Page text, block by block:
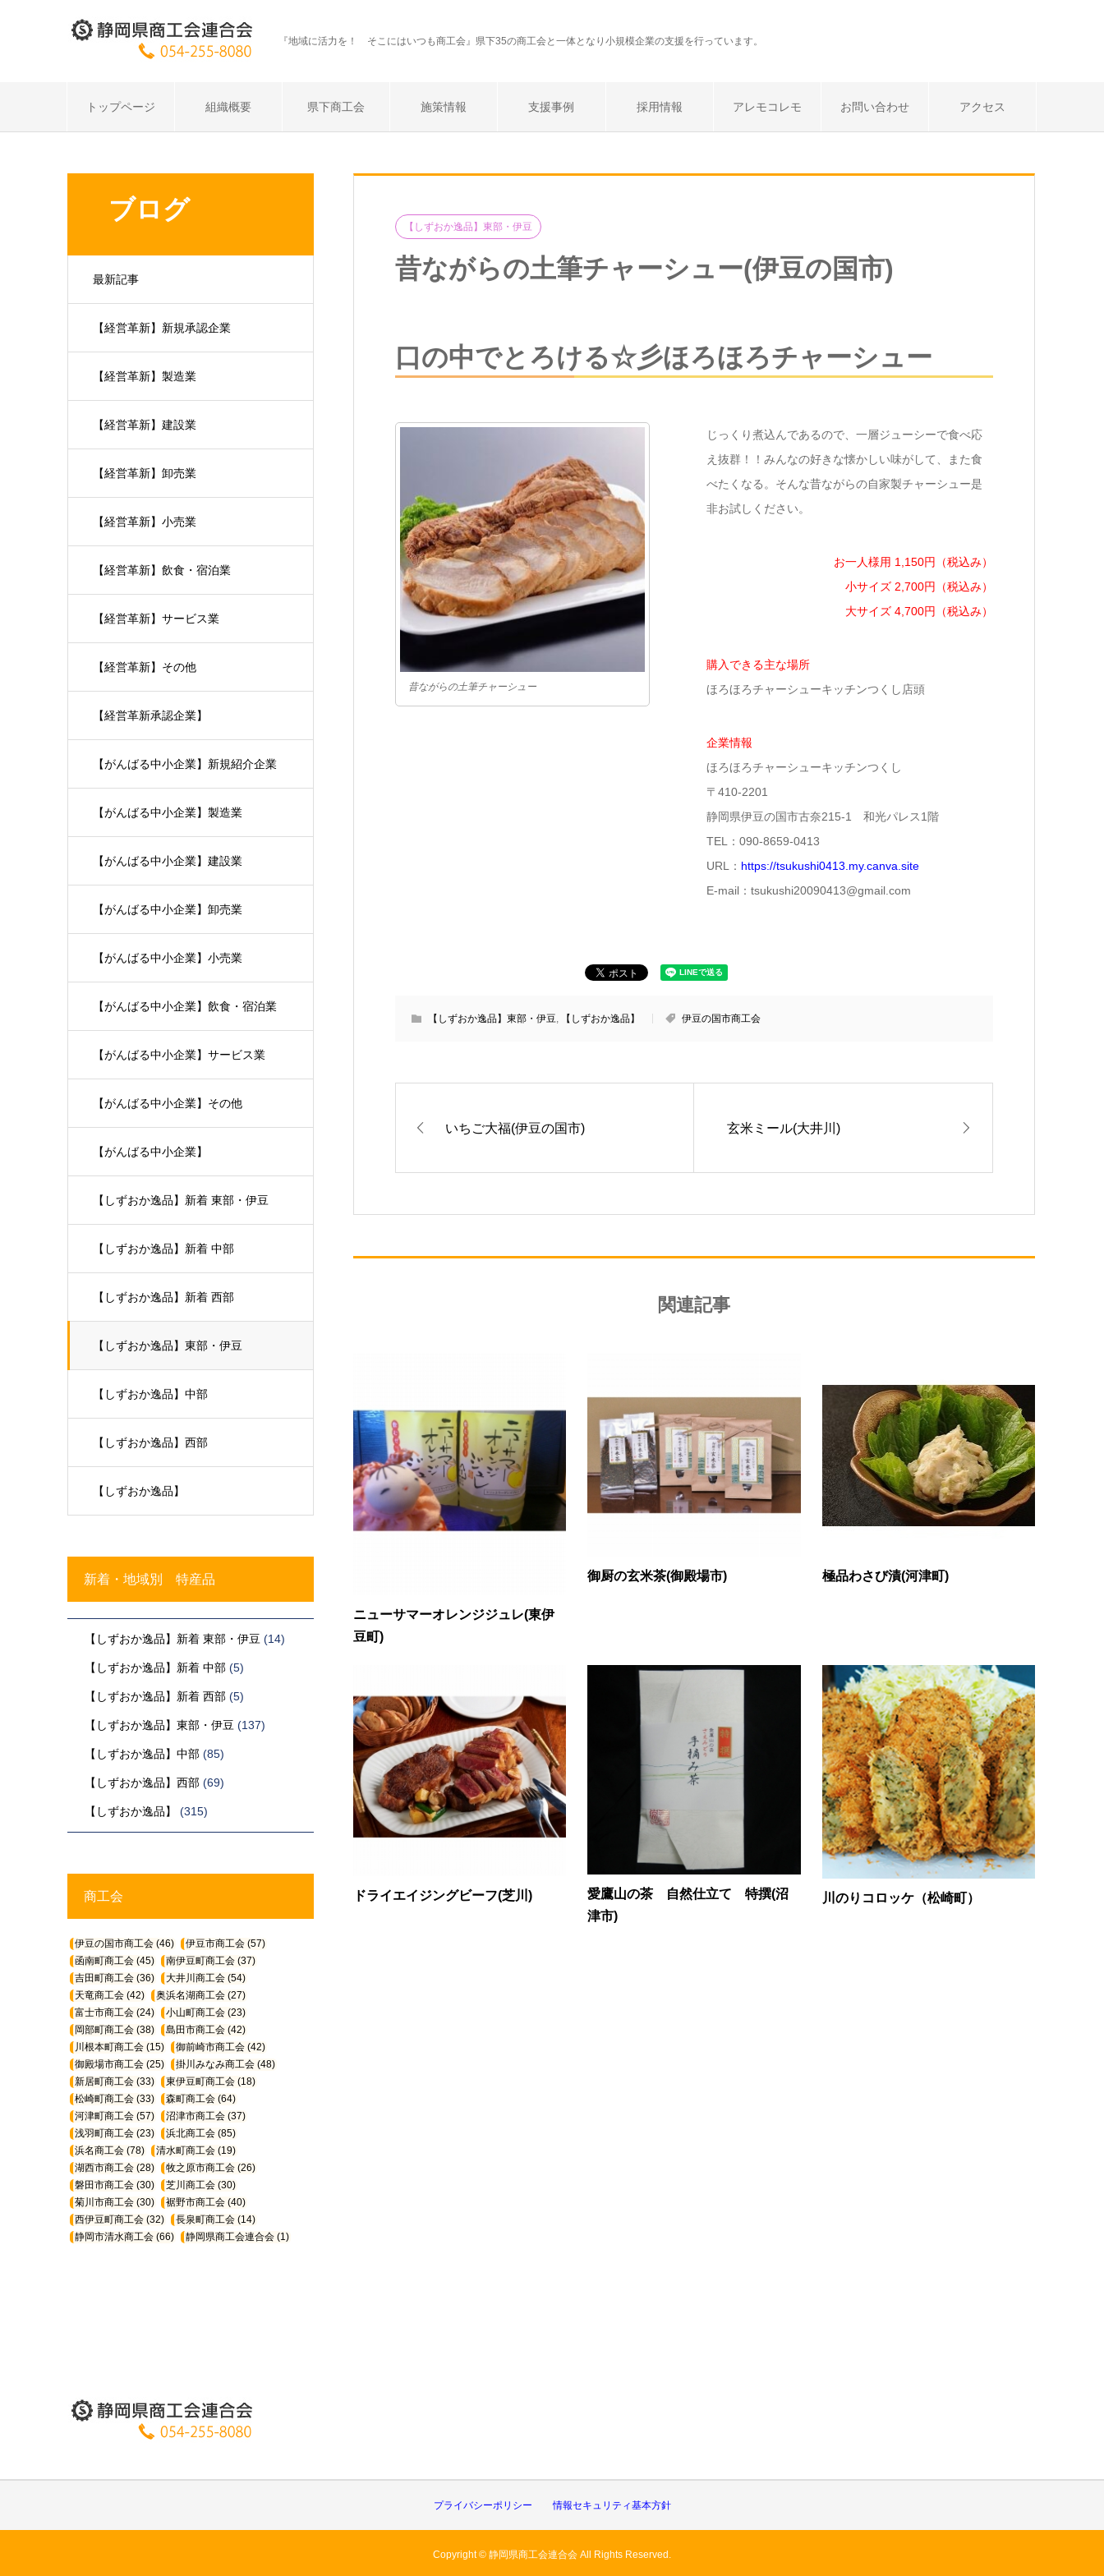
『地域に活力を！ そこにはいつも商工会』県下35の商工会と一体となり小規模企業の支援を行っています。
トップページ 組織概要 県下商工会 施策情報 支援事例 採用情報 アレモコレモ お問い合わせ アクセス
ブログ
最新記事
【経営革新】新規承認企業
【経営革新】製造業
【経営革新】建設業
【経営革新】卸売業
【経営革新】小売業
【経営革新】飲食・宿泊業
【経営革新】サービス業
【経営革新】その他
【経営革新承認企業】
【がんばる中小企業】新規紹介企業
【がんばる中小企業】製造業
【がんばる中小企業】建設業
【がんばる中小企業】卸売業
【がんばる中小企業】小売業
【がんばる中小企業】飲食・宿泊業
【がんばる中小企業】サービス業
【がんばる中小企業】その他
【がんばる中小企業】
【しずおか逸品】新着 東部・伊豆
【しずおか逸品】新着 中部
【しずおか逸品】新着 西部
【しずおか逸品】東部・伊豆
【しずおか逸品】中部
【しずおか逸品】西部
【しずおか逸品】
【しずおか逸品】東部・伊豆
昔ながらの土筆チャーシュー(伊豆の国市)
口の中でとろける☆彡ほろほろチャーシュー
昔ながらの土筆チャーシュー
じっくり煮込んであるので、一層ジューシーで食べ応
え抜群！！みんなの好きな懐かしい味がして、また食
べたくなる。そんな昔ながらの自家製チャーシュー是
非お試しください。
お一人様用 1,150円（税込み）
小サイズ 2,700円（税込み）
大サイズ 4,700円（税込み）
購入できる主な場所
ほろほろチャーシューキッチンつくし店頭
企業情報
ほろほろチャーシューキッチンつくし
〒410-2201
静岡県伊豆の国市古奈215-1 和光パレス1階
TEL：090-8659-0413
URL： https://tsukushi0413.my.canva.site
E-mail：tsukushi20090413@gmail.com
【しずおか逸品】東部・伊豆, 【しずおか逸品】 伊豆の国市商工会
いちご大福(伊豆の国市) 玄米ミール(大井川)
関連記事
ニューサマーオレンジジュレ(東伊
豆町)
御厨の玄米茶(御殿場市) 極品わさび漬(河津町)
ドライエイジングビーフ(芝川)
愛鷹山の茶 自然仕立て 特撰(沼
津市)
川のりコロッケ（松崎町）
新着・地域別 特産品
【しずおか逸品】新着 東部・伊豆 (14)
【しずおか逸品】新着 中部 (5)
【しずおか逸品】新着 西部 (5)
【しずおか逸品】東部・伊豆 (137)
【しずおか逸品】中部 (85)
【しずおか逸品】西部 (69)
【しずおか逸品】 (315)
商工会
伊豆の国市商工会 (46) 伊豆市商工会 (57)
函南町商工会 (45) 南伊豆町商工会 (37)
吉田町商工会 (36) 大井川商工会 (54)
天竜商工会 (42) 奥浜名湖商工会 (27)
富士市商工会 (24) 小山町商工会 (23)
岡部町商工会 (38) 島田市商工会 (42)
川根本町商工会 (15) 御前崎市商工会 (42)
御殿場市商工会 (25) 掛川みなみ商工会 (48)
新居町商工会 (33) 東伊豆町商工会 (18)
松崎町商工会 (33) 森町商工会 (64)
河津町商工会 (57) 沼津市商工会 (37)
浅羽町商工会 (23) 浜北商工会 (85)
浜名商工会 (78) 清水町商工会 (19)
湖西市商工会 (28) 牧之原市商工会 (26)
磐田市商工会 (30) 芝川商工会 (30)
菊川市商工会 (30) 裾野市商工会 (40)
西伊豆町商工会 (32) 長泉町商工会 (14)
静岡市清水商工会 (66) 静岡県商工会連合会 (1)
プライバシーポリシー 情報セキュリティ基本方針
Copyright © 静岡県商工会連合会 All Rights Reserved.